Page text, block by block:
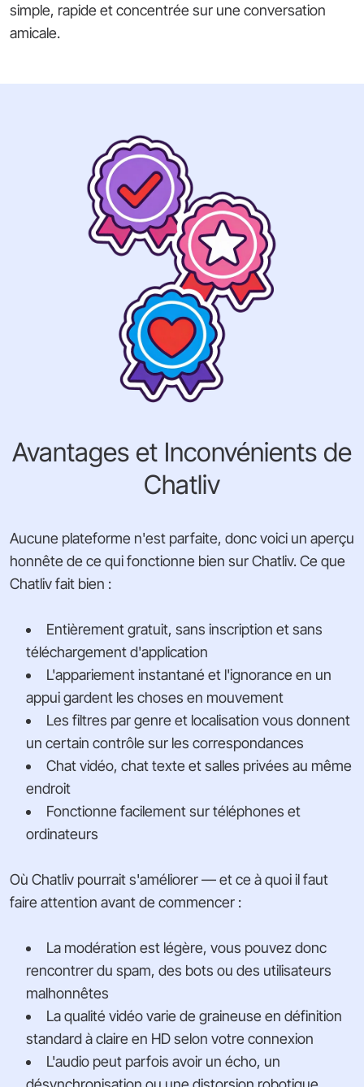
simple, rapide et concentrée sur une conversation
amicale.
Avantages et Inconvénients de
Chatliv
Aucune plateforme n'est parfaite, donc voici un aperçu
honnête de ce qui fonctionne bien sur Chatliv. Ce que
Chatliv fait bien :
Entièrement gratuit, sans inscription et sans
téléchargement d'application
L'appariement instantané et l'ignorance en un
appui gardent les choses en mouvement
Les filtres par genre et localisation vous donnent
un certain contrôle sur les correspondances
Chat vidéo, chat texte et salles privées au même
endroit
Fonctionne facilement sur téléphones et
ordinateurs
Où Chatliv pourrait s'améliorer — et ce à quoi il faut
faire attention avant de commencer :
La modération est légère, vous pouvez donc
rencontrer du spam, des bots ou des utilisateurs
malhonnêtes
La qualité vidéo varie de graineuse en définition
standard à claire en HD selon votre connexion
L'audio peut parfois avoir un écho, un